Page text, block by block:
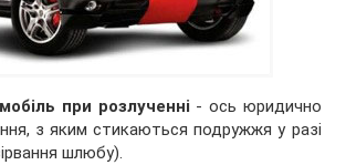
при розлученні - ось юридично
з яким стикаються подружжя у разі
шлюбу).